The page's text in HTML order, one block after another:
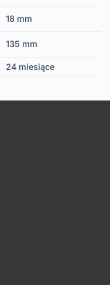
18 mm
135 mm
24 miesiące